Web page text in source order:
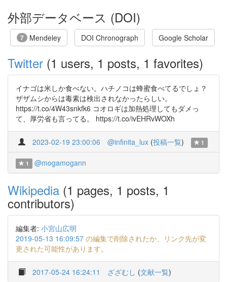
外部データベース (DOI)
7 Mendeley DOI Chronograph Google Scholar
Twitter (1 users, 1 posts, 1 favorites)
イナゴは米しか食べない。ハチノコは蜂蜜食べてるでしょ？
ザザムシからは毒素は検出されなかったらしい。
https://t.co/4W43snkfk6 コオロギは加熱処理してもダメっ
て、厚労省も言ってる。 https://t.co/ivEHRvWOXh
2023-02-19 23:00:06 @infinita_lux (投稿一覧) 1
1 @mogamogann
Wikipedia (1 pages, 1 posts, 1
contributors)
編集者: 小宮山広明
2019-05-13 16:09:57 の編集で削除されたか、リンク先が変
更された可能性があります。
2017-05-24 16:24:11 ざざむし (文献一覧)